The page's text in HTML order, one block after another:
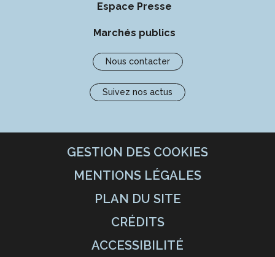
Espace Presse
Marchés publics
Nous contacter
Suivez nos actus
GESTION DES COOKIES
MENTIONS LÉGALES
PLAN DU SITE
CRÉDITS
ACCESSIBILITÉ